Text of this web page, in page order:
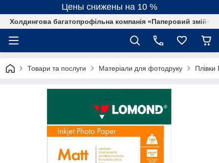
Цены снижены на 10 %
Холдингова багатопрофільна компанія «Паперовий змій»
Товари та послуги Матеріали для фотодруку